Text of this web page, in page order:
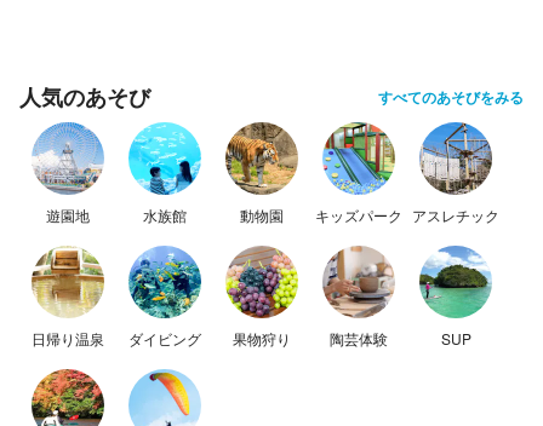
人気のあそび すべてのあそびをみる
遊園地 水族館 動物園 キッズパーク アスレチック
日帰り温泉 ダイビング 果物狩り 陶芸体験 SUP